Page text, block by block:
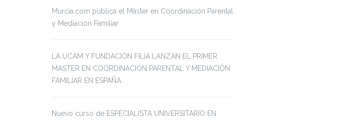
Murcia.com publica el Máster en Coordinación Parental
y Mediación Familiar
LA UCAM Y FUNDACIÓN FILIA LANZAN EL PRIMER
MASTER EN COORDINACIÓN PARENTAL Y MEDIACIÓN
FAMILIAR EN ESPAÑA
Nuevo curso de ESPECIALISTA UNIVERSITARIO EN